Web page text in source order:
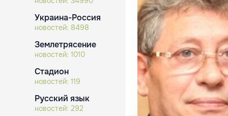
Украина-Россия
новостей: 8498
Землетрясение
новостей: 1010
Стадион
новостей: 119
Русский язык
новостей: 292